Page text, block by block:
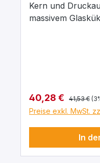
Kern und
massivem
Verkaufspreis:
40,28 € Regulärer
41,53 €
Preise exkl. MwSt.
In